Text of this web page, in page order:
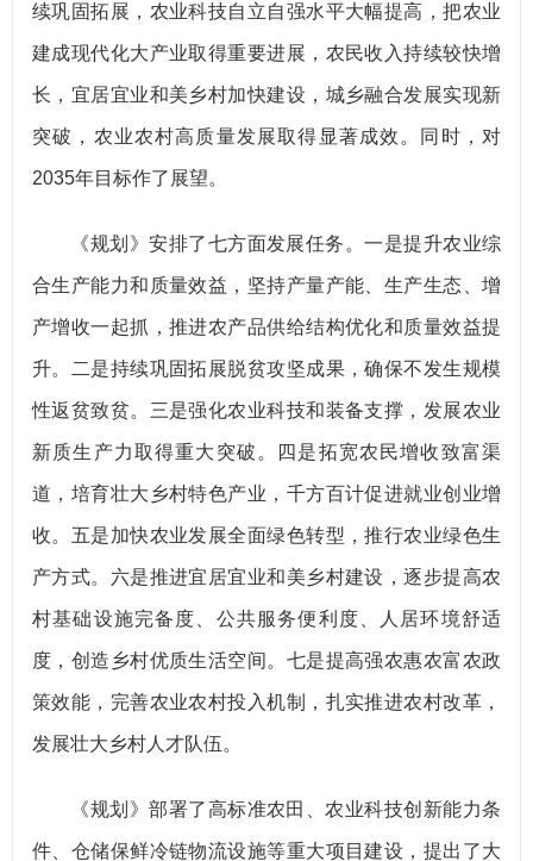
续巩固拓展，农业科技自立自强水平大幅提高，把农业
建成现代化大产业取得重要进展，农民收入持续较快增
长，宜居宜业和美乡村加快建设，城乡融合发展实现新
突破，农业农村高质量发展取得显著成效。同时，对
2035年目标作了展望。
《规划》安排了七方面发展任务。一是提升农业综
合生产能力和质量效益，坚持产量产能、生产生态、增
产增收一起抓，推进农产品供给结构优化和质量效益提
升。二是持续巩固拓展脱贫攻坚成果，确保不发生规模
性返贫致贫。三是强化农业科技和装备支撑，发展农业
新质生产力取得重大突破。四是拓宽农民增收致富渠
道，培育壮大乡村特色产业，千方百计促进就业创业增
收。五是加快农业发展全面绿色转型，推行农业绿色生
产方式。六是推进宜居宜业和美乡村建设，逐步提高农
村基础设施完备度、公共服务便利度、人居环境舒适
度，创造乡村优质生活空间。七是提高强农惠农富农政
策效能，完善农业农村投入机制，扎实推进农村改革，
发展壮大乡村人才队伍。
《规划》部署了高标准农田、农业科技创新能力条
件、仓储保鲜冷链物流设施等重大项目建设，提出了大